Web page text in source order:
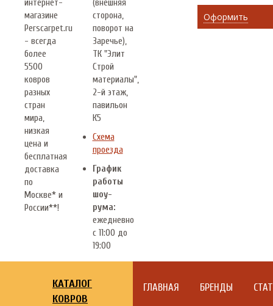
магазине
Perscarpet.ru
- всегда
более
5500
ковров
разных
стран
мира,
низкая
цена и
бесплатная
доставка
по
Москве* и
России**!
сторона,
поворот на
Заречье),
ТК "Элит
Строй
материалы",
2-й этаж,
павильон
К5
Схема
проезда
График
работы
шоу-
рума:
ежедневно
с 11:00 до
19:00
Оформить
КАТАЛОГ
КОВРОВ
ГЛАВНАЯ БРЕНДЫ